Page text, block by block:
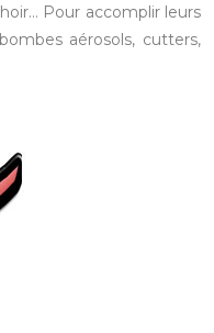
Pour accomplir leurs
aérosols, cutters,